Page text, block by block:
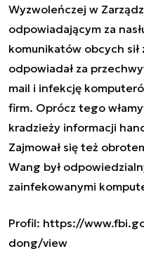
Wyzwoleńczej w
odpowiadającym za
komunikatów obcych
odpowiadał za
mail i infekcję
firm. Oprócz tego
kradzieży informacji
Zajmował się też
Wang był
zainfekowanymi
Profil: https://
dong/view